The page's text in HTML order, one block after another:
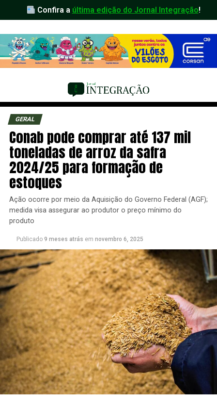
Confira a última edição do Jornal Integração!
GERAL
Conab pode comprar até 137 mil
toneladas de arroz da safra
2024/25 para formação de
estoques
Ação ocorre por meio da Aquisição do Governo Federal (AGF);
medida visa assegurar ao produtor o preço mínimo do
produto
Publicado 9 meses atrás em novembro 6, 2025